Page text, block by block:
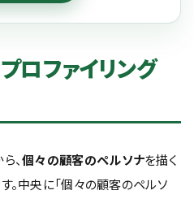
ロファイリング
、個々の顧客のペルソナを描く
。中央に「個々の顧客のペルソ